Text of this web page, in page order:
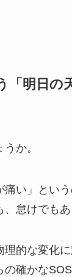
「明日の
か。
痛い」とい
怠けでもあ
理的な変化
確かなSOS